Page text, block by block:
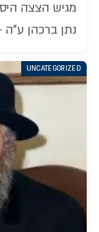
מגיש הצצה
נתן ברכהן
UNCATEGORIZED